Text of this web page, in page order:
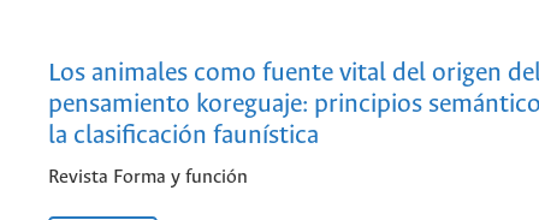
Los animales como fuente vital del origen
pensamiento koreguaje: principios
la clasificación faunística
Revista Forma y función